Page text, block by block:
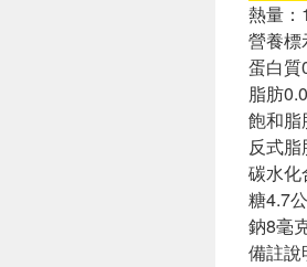
熱量：
營養標
蛋白質
脂肪
飽和脂
反式
碳水化
糖4.7
鈉8毫
備註說